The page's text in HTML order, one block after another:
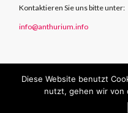
Kontaktieren Sie uns bitte unter:
info@anthurium.info
Diese Website benutzt
nutzt, gehen wir von